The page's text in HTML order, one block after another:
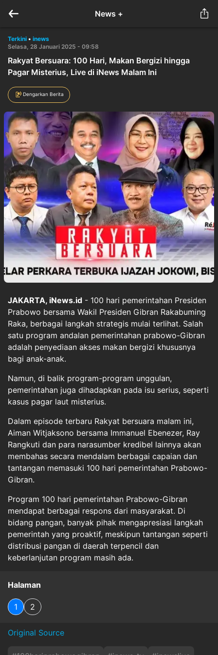
News +
Terkini • inews
Selasa, 28 Januari 2025 - 09:58
Rakyat Bersuara: 100 Hari, Makan Bergizi hingga
Pagar Misterius, Live di iNews Malam Ini
Dengarkan Berita
JAKARTA, iNews.id - 100 hari pemerintahan Presiden
Prabowo bersama Wakil Presiden Gibran Rakabuming
Raka, berbagai langkah strategis mulai terlihat. Salah
satu program andalan pemerintahan prabowo-Gibran
adalah penyediaan akses makan bergizi khususnya
bagi anak-anak.
Namun, di balik program-program unggulan,
pemerintahan juga dihadapkan pada isu serius, seperti
kasus pagar laut misterius.
Dalam episode terbaru Rakyat bersuara malam ini,
Aiman Witjaksono bersama Immanuel Ebenezer, Ray
Rangkuti dan para narasumber kredibel lainnya akan
membahas secara mendalam berbagai capaian dan
tantangan memasuki 100 hari pemerintahan Prabowo-
Gibran.
Program 100 hari pemerintahan Prabowo-Gibran
mendapat berbagai respons dari masyarakat. Di
bidang pangan, banyak pihak mengapresiasi langkah
pemerintah yang proaktif, meskipun tantangan seperti
distribusi pangan di daerah terpencil dan
keberlanjutan program masih ada.
Halaman
1 2
Original Source